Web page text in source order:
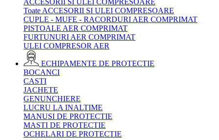
ACCESORII SI ULEI COMPRESOARE
Toate ACCESORII SI ULEI COMPRESOARE
CUPLE - MUFE - RACORDURI AER COMPRIMAT
PISTOALE AER COMPRIMAT
FURTUNURI AER COMPRIMAT
ULEI COMPRESOR AER
ECHIPAMENTE DE PROTECTIE
BOCANCI
CASTI
JACHETE
GENUNCHIERE
LUCRU LA INALTIME
MANUSI DE PROTECTIE
MASTI DE PROTECTIE
OCHELARI DE PROTECTIE